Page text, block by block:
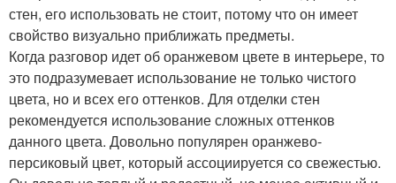
стен, его использовать не стоит, потому что он имеет
свойство визуально приближать предметы.
Когда разговор идет об оранжевом цвете в интерьере, то
это подразумевает использование не только чистого
цвета, но и всех его оттенков. Для отделки стен
рекомендуется использование сложных оттенков
данного цвета. Довольно популярен оранжево-
персиковый цвет, который ассоциируется со свежестью.